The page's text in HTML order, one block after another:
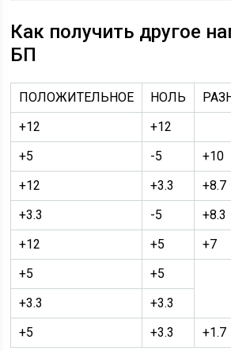
Как получить другое
БП
ПОЛОЖИТЕЛЬНОЕ НОЛЬ
+12
+12
+5
-5
+10
+12
+3.3
+8.7
+3.3
-5
+8.3
+12
+5
+7
+5
+5
+3.3
+3.3
+5
+3.3 +1.7